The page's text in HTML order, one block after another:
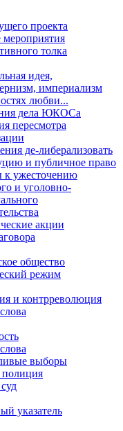
проекта
толка
идея,
империализм
любви...
дела ЮКОСа
пересмотра
де-либерализовать
и публичное право
ужесточению
и уголовно-
акции
общество
режим
и контрреволюция
выборы
указатель